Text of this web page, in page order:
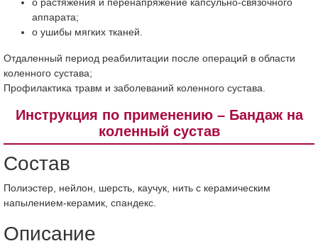
аппарата;
o ушибы мягких тканей.
Отдаленный период реабилитации после операций в области
коленного сустава;
Профилактика травм и заболеваний коленного сустава.
Инструкция по применению – Бандаж на
коленный сустав
Состав
Полиэстер, нейлон, шерсть, каучук, нить с керамическим
напылением-керамик, спандекс.
Описание